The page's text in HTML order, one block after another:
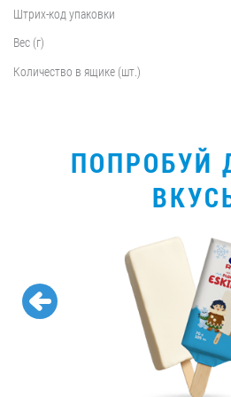
Штрих-код упаковки
Вес (г)
Количество в ящике (шт.)
ПОПРОБУЙ